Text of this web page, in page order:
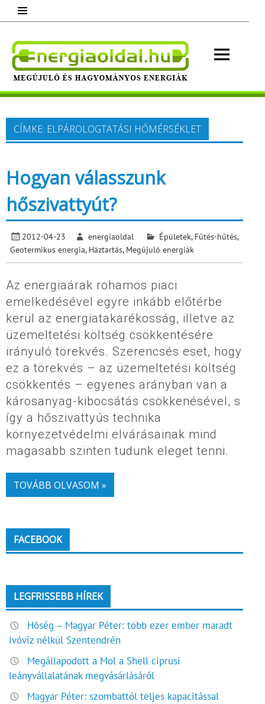
content
Megújuló és hagyományos energiák.
Minden, ami energia!
CÍMKE: ELPÁROLOGTATÁSI HŐMÉRSÉKLET
Hogyan válasszunk
hőszivattyút?
2012-04-23 energiaoldal Épületek, Fűtés-hűtés,
Geotermikus energia, Háztartás, Megújuló energiák
Az energiaárak rohamos piaci
emelkedésével egyre inkább előtérbe
kerül az energiatakarékosság, illetve az
üzemeltetési költség csökkentésére
irányuló törekvés. Szerencsés eset, hogy
ez a törekvés – az üzemeltetési költség
csökkentés – egyenes arányban van a
károsanyag-kibocsátás csökkenésével, s
így a hőszivattyús technika
környezetvédelmi elvárásainak mind
magasabb szinten tudunk eleget tenni.
TOVÁBB OLVASOM »
FACEBOOK
LEGFRISSEBB HÍREK
Hőség – Magyar Péter: több ezer ember maradt
ivóvíz nélkül Szentendrén
Megállapodott a Mol a Shell ciprusi
leányvállalatának megvásárlásáról
Magyar Péter: szombattól teljes kapacitással